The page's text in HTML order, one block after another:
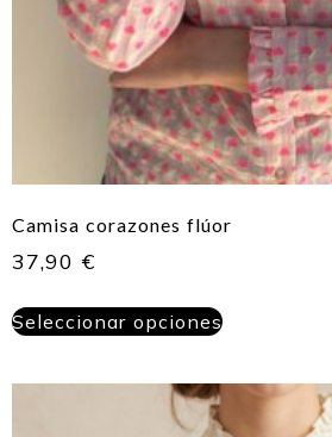
Camisa corazones flúor
37,90 €
Seleccionar opciones